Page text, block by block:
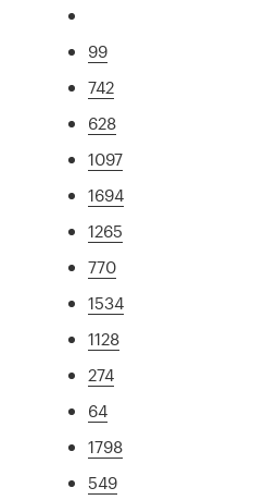
99
742
628
1097
1694
1265
770
1534
1128
274
64
1798
549